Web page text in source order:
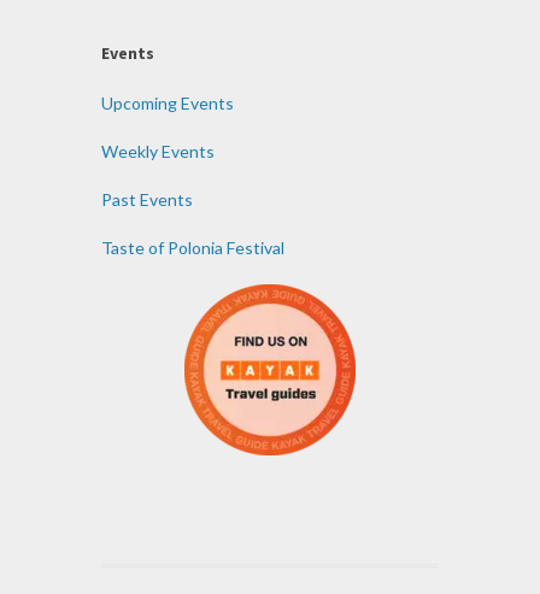
Events
Upcoming Events
Weekly Events
Past Events
Taste of Polonia Festival